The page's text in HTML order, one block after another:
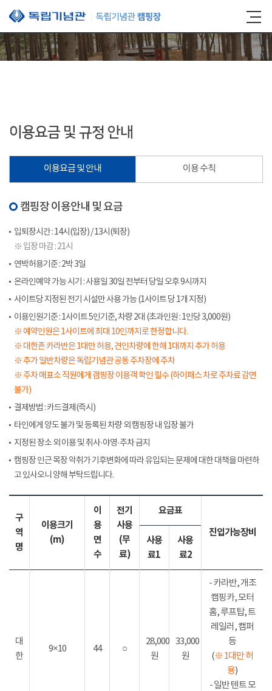
본문 바로가기
이용요금 및 규정 안내
이용요금 및 안내 이용 수칙
캠핑장 이용안내 및 요금
입퇴장시간 : 14시(입장) / 13시(퇴장)
※ 입장 마감 : 21시
연박허용기준 : 2박 3일
온라인예약 가능 시기 : 사용일 30일 전부터 당일 오후 9시까지
사이트당 지정된 전기 시설만 사용 가능 (1사이트 당 1개 지정)
이용인원기준 : 1사이트 5인기준, 차량 2대 (초과인원 : 1인당 3,000원)
※ 예약인원은 1사이트에 최대 10인까지로 한정합니다.
※ 대한존 카라반은 1대만 허용, 견인차량에 한해 1대까지 추가 허용
※ 추가 일반차량은 독립기념관 공동 주차장에 주차
※ 주차 매표소 직원에게 갬핑장 이용객 확인 필수 (하이패스 차로 주차료 감면
불가)
결제방법 : 카드결제(즉시)
타인에게 양도 불가 및 등록된 차량 외 캠핑장 내 입장 불가
지정된 장소 외 이용 및 취사·야영·주차 금지
캠핑장 인근 목장 악취가 기후변화에 따라 유입되는 문제에 대한 대책을 마련하
고 있사오니 양해 부탁드립니다.
구
역
명
이용크기
(m)
이
용
면
수
전기
사용
(무
료)
요금표
진입가능장비
사용
료1
사용
료2
대
한
9×10 44 ○
28,000
원
33,000
원
- 카라반, 개조
캠핑카, 모터
홈, 루프탑, 트
레일러, 캠퍼
등
(※ 1대만 허
용)
- 일반 텐트 모